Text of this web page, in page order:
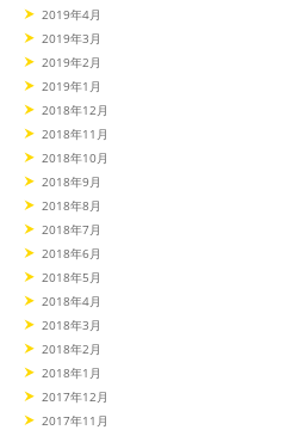
2019年4月
2019年3月
2019年2月
2019年1月
2018年12月
2018年11月
2018年10月
2018年9月
2018年8月
2018年7月
2018年6月
2018年5月
2018年4月
2018年3月
2018年2月
2018年1月
2017年12月
2017年11月